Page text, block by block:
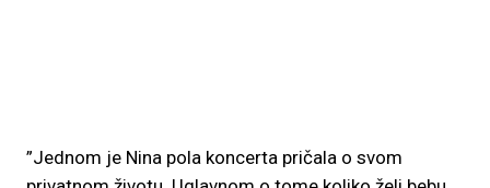
”Jednom je Nina pola koncerta pričala o svom